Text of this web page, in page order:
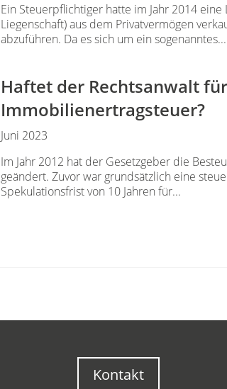
Ein Steuerpflichtiger hatte im Jahr 2014
Liegenschaft) aus dem Privatvermögen
abzuführen. Da es sich um ein sogenanntes...
Haftet der Rechtsanwalt
Immobilienertragsteuer?
Juni 2023
Im Jahr 2012 hat der Gesetzgeber die
geändert. Zuvor war grundsätzlich eine
Spekulationsfrist von 10 Jahren für...
Kontakt